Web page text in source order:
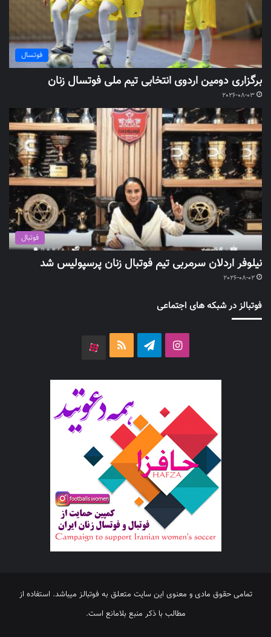
فوتسال
برگزاری دومین اردوی انتخابی تیم ملی فوتسال زنان
2026-08-03
فوتبال
نیلوفر اردلان سرمربی تیم فوتبال زنان پرسپولیس شد
2026-08-02
فوتبالز در شبکه های اجتماعی
اینستاگرامتلگرام خوراک
تمامی حقوق مادی و معنوی این سایت متعلق به فوتبالز میباشد. استفاده از
مطالب با ذکر منبع بلامانع است.